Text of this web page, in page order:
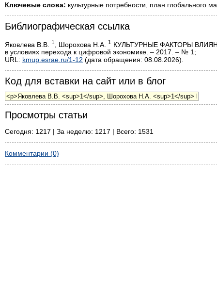
Ключевые слова: культурные потребности, план глобального
Библиографическая ссылка
Яковлева В.В. 1 , Шорохова Н.А. 1
КУЛЬТУРНЫЕ ФАКТОРЫ
в условиях перехода к цифровой экономике. – 2017. – № 1;
URL: kmup.esrae.ru/1-12 (дата обращения: 08.08.2026).
Код для вставки на сайт или в блог
Просмотры статьи
Сегодня: 1217 | За неделю: 1217 | Всего: 1531
Комментарии (0)